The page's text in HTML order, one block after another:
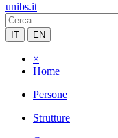
unibs.it
IT EN
×
Home
Persone
Strutture